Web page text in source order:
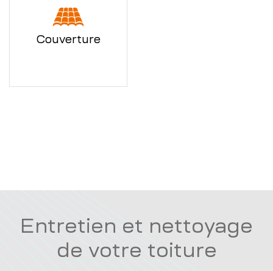
Couverture
Entretien et nettoyage
de votre toiture